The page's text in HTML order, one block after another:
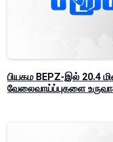
பியகம BEPZ-இல் 20.4
வேலைவாய்ப்புகளை